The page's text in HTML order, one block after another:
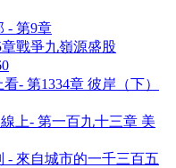
- 第9章
戰爭九嶺源盛股
- 第1334章 彼岸（下）
上- 第一百九十三章 美
- 來自城市的一千三百五